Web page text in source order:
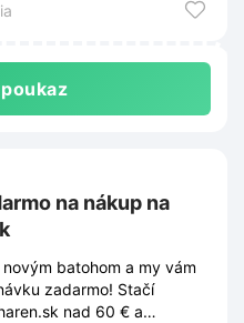
na nákup na
batohom a my vám
zadarmo! Stačí
nad 60 € a